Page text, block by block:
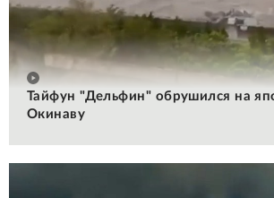
Тайфун "Дельфин" обрушился на
Окинаву